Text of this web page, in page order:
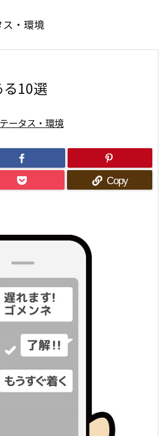
ス・環境
10選
ータス・環境
Copy